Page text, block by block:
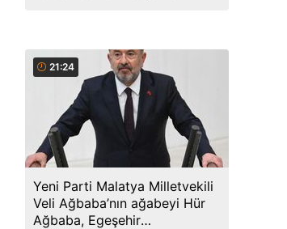
21:24
Yeni Parti Malatya Milletvekili
Veli Ağbaba’nın ağabeyi Hür
Ağbaba, Egeşehir